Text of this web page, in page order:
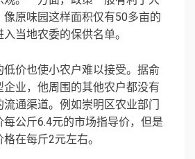
原味园这样面积仅有50多亩的
当地农委的保供名单。
低价也使小农户难以接受。据俞
业，他周围的其他农户都没有
通渠道。例如崇明区农业部门
公斤6.4元的市场指导价，但是
在每斤2元左右。